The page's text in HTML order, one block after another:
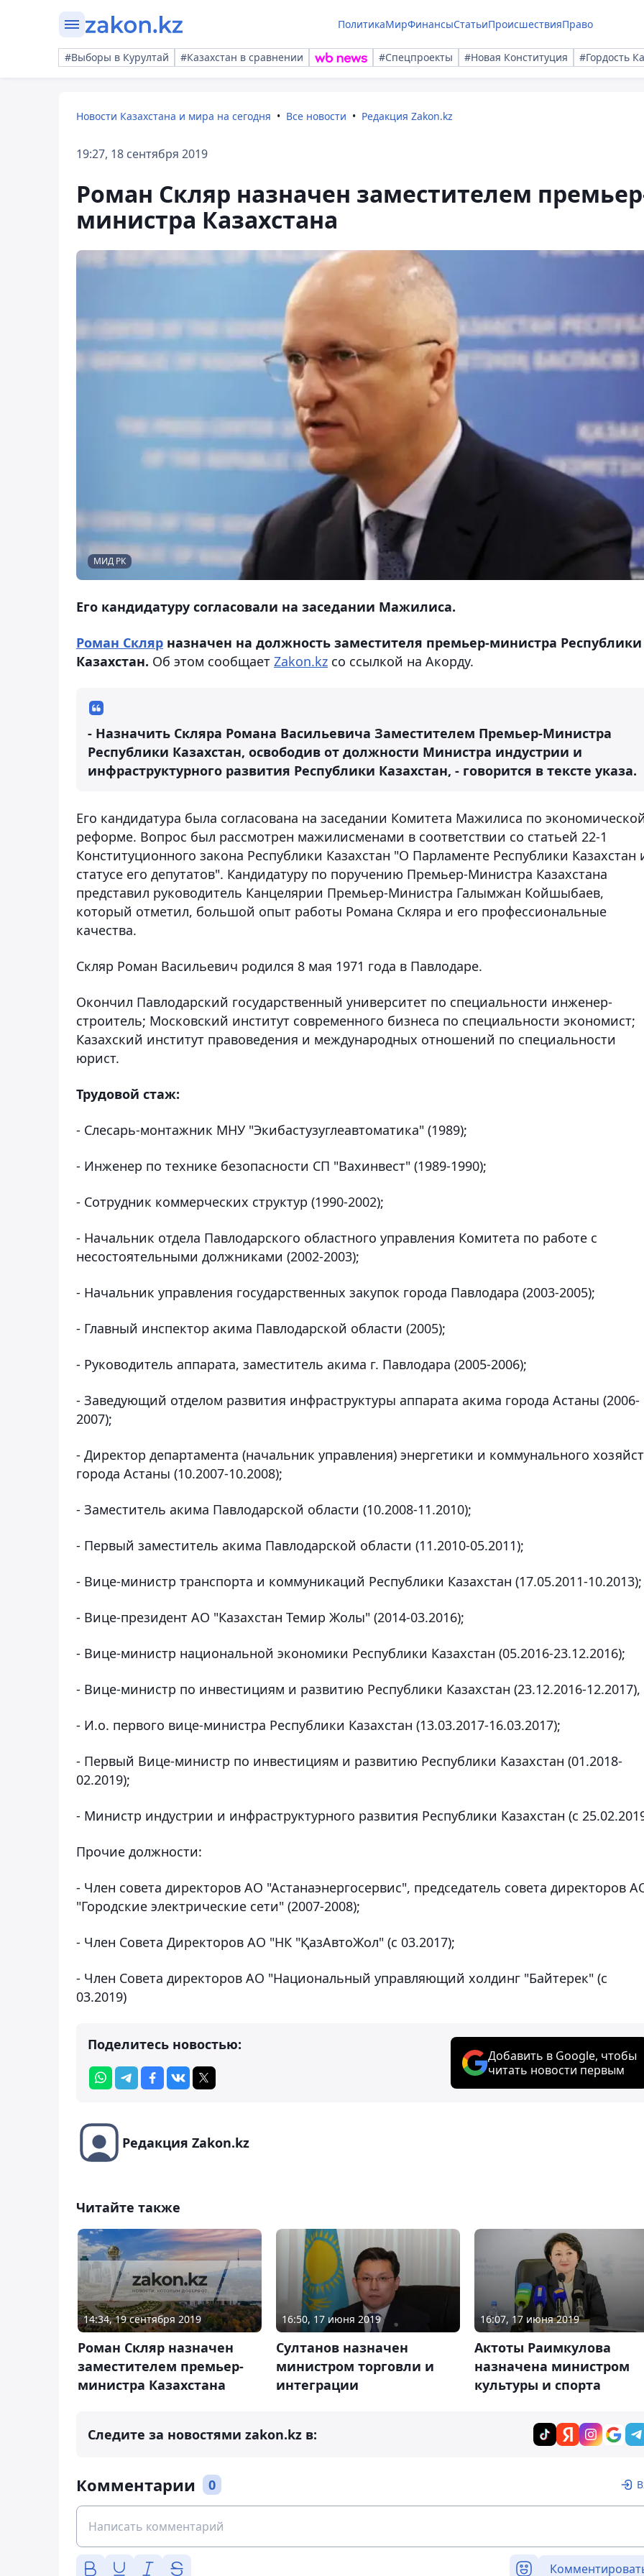
ПолитикаМирФинансыСтатьиПроисшествияПраво
#Выборы в Курултай #Казахстан в сравнении #Спецпроекты #Новая Конституция #Гордость
Новости Казахстана и мира на сегодня Все новости Редакция Zakon.kz
19:27, 18 сентября 2019
Роман Скляр назначен заместителем
министра Казахстана
МИД РК
Его кандидатуру согласовали на заседании Мажилиса.
Роман Скляр назначен на должность заместителя премьер-министра Республики
Казахстан. Об этом сообщает Zakon.kz со ссылкой на Акорду.
- Назначить Скляра Романа Васильевича Заместителем Премьер-Министра
Республики Казахстан, освободив от должности Министра индустрии и
инфраструктурного развития Республики Казахстан, - говорится в тексте указа.
Его кандидатура была согласована на заседании Комитета Мажилиса по
реформе. Вопрос был рассмотрен мажилисменами в соответствии со статьей 22-1
Конституционного закона Республики Казахстан "О Парламенте Республики Казахстан
статусе его депутатов". Кандидатуру по поручению Премьер-Министра Казахстана
представил руководитель Канцелярии Премьер-Министра Галымжан Койшыбаев,
который отметил, большой опыт работы Романа Скляра и его профессиональные
качества.
Скляр Роман Васильевич родился 8 мая 1971 года в Павлодаре.
Окончил Павлодарский государственный университет по специальности инженер-
строитель; Московский институт современного бизнеса по специальности экономист;
Казахский институт правоведения и международных отношений по специальности
юрист.
Трудовой стаж:
- Слесарь-монтажник МНУ "Экибастузуглеавтоматика" (1989);
- Инженер по технике безопасности СП "Вахинвест" (1989-1990);
- Сотрудник коммерческих структур (1990-2002);
- Начальник отдела Павлодарского областного управления Комитета по работе с
несостоятельными должниками (2002-2003);
- Начальник управления государственных закупок города Павлодара (2003-2005);
- Главный инспектор акима Павлодарской области (2005);
- Руководитель аппарата, заместитель акима г. Павлодара (2005-2006);
- Заведующий отделом развития инфраструктуры аппарата акима города Астаны (2006-
2007);
- Директор департамента (начальник управления) энергетики и коммунального
города Астаны (10.2007-10.2008);
- Заместитель акима Павлодарской области (10.2008-11.2010);
- Первый заместитель акима Павлодарской области (11.2010-05.2011);
- Вице-министр транспорта и коммуникаций Республики Казахстан (17.05.2011-10.2013);
- Вице-президент АО "Казахстан Темир Жолы" (2014-03.2016);
- Вице-министр национальной экономики Республики Казахстан (05.2016-23.12.2016);
- Вице-министр по инвестициям и развитию Республики Казахстан (23.12.2016-12.2017),
- И.о. первого вице-министра Республики Казахстан (13.03.2017-16.03.2017);
- Первый Вице-министр по инвестициям и развитию Республики Казахстан (01.2018-
02.2019);
- Министр индустрии и инфраструктурного развития Республики Казахстан (с
Прочие должности:
- Член совета директоров АО "Астанаэнергосервис", председатель совета директоров
"Городские электрические сети" (2007-2008);
- Член Совета Директоров АО "НК "ҚазАвтоЖол" (с 03.2017);
- Член Совета директоров АО "Национальный управляющий холдинг "Байтерек" (с
03.2019)
Поделитесь новостью:
Добавить в Google, чтобы
читать новости первым
Редакция Zakon.kz
Читайте также
14:34, 19 сентября 2019
Роман Скляр назначен
заместителем премьер-
министра Казахстана
16:50, 17 июня 2019
Султанов назначен
министром торговли и
интеграции
16:07, 17 июня 2019
Актоты Раимкулова
назначена министром
культуры и спорта
Следите за новостями zakon.kz в:
Комментарии 0